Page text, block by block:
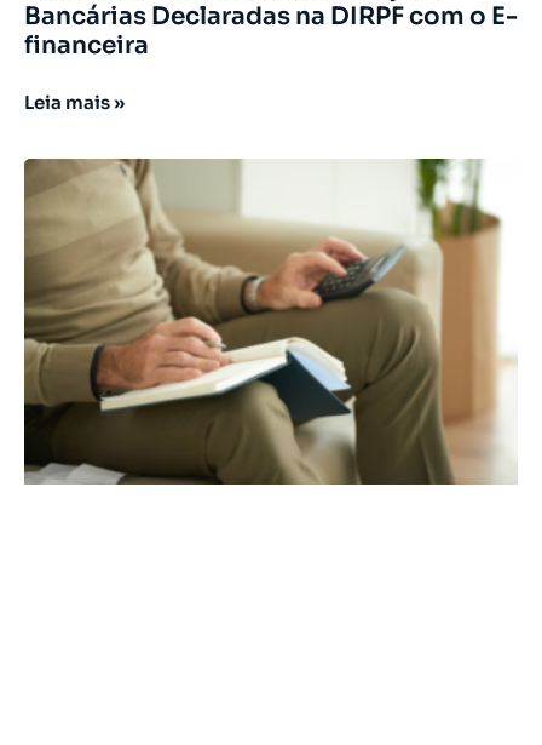
Bancárias Declaradas na DIRPF com o E-
financeira
Leia mais »